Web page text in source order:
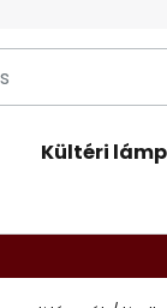
Kültéri